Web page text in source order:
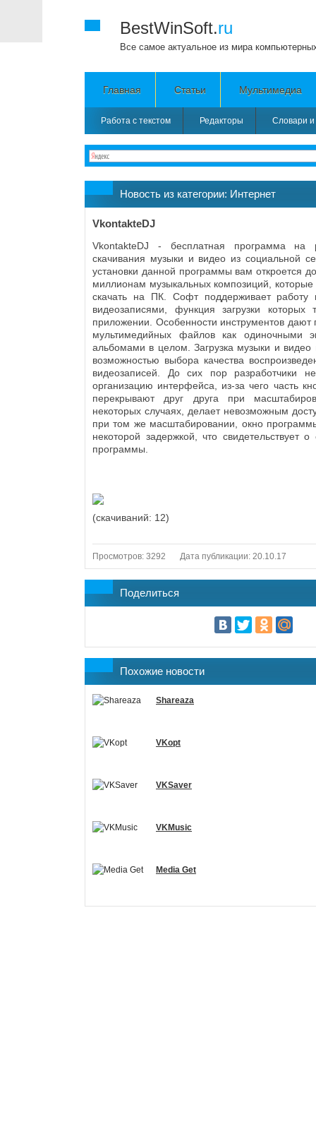
BestWinSoft.ru
Все самое актуальное из мира
Главная Статьи Мультимедиа
Работа с текстом Редакторы Словари и
Новость из категории: Интернет
VkontakteDJ
VkontakteDJ - бесплатная программа на
скачивания музыки и видео из социальной
установки данной программы вам откроется
миллионам музыкальных композиций,
скачать на ПК. Софт поддерживает
видеозаписями, функция загрузки которых
приложении. Особенности инструментов дают
мультимедийных файлов как одиночными
альбомами в целом. Загрузка музыки и
возможностью выбора качества
видеозаписей. До сих пор разработчики
организацию интерфейса, из-за чего часть
перекрывают друг друга при
некоторых случаях, делает невозможным
при том же масштабировании, окно
некоторой задержкой, что свидетельствует
программы.
(cкачиваний: 12)
Просмотров: 3292 Дата публикации: 20.10.17
Поделиться
Похожие новости
Shareaza
VKopt
VKSaver
VKMusic
Media Get